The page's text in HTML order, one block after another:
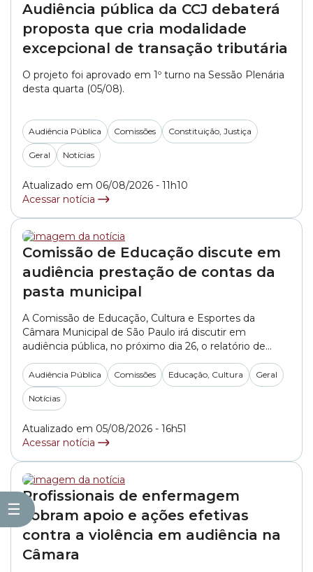
☰
Audiência pública da CCJ debaterá
proposta que cria modalidade
excepcional de transação tributária
O projeto foi aprovado em 1º turno na Sessão Plenária
desta quarta (05/08).
Audiência Pública Comissões Constituição, Justiça
Geral Notícias
Atualizado em 06/08/2026 - 11h10
Acessar notícia
Comissão de Educação discute em
audiência prestação de contas da
pasta municipal
A Comissão de Educação, Cultura e Esportes da
Câmara Municipal de São Paulo irá discutir em
audiência pública, no próximo dia 26, o relatório de
prestação de contas da Secretaria Municipal de
Educação referente aos meses de abril, maio e junho
de 2026. O debate está agendado para às 13h30, na
Audiência Pública Comissões Educação, Cultura Geral
Notícias
Atualizado em 05/08/2026 - 16h51
Acessar notícia
Profissionais de enfermagem
cobram apoio e ações efetivas
contra a violência em audiência na
Câmara